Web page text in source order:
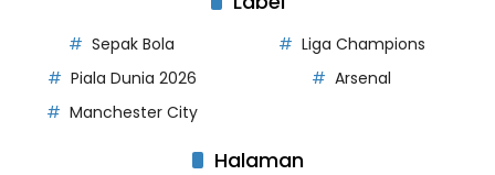
Sepak Bola
Liga Champions
Piala Dunia 2026
Arsenal
Manchester City
Halaman